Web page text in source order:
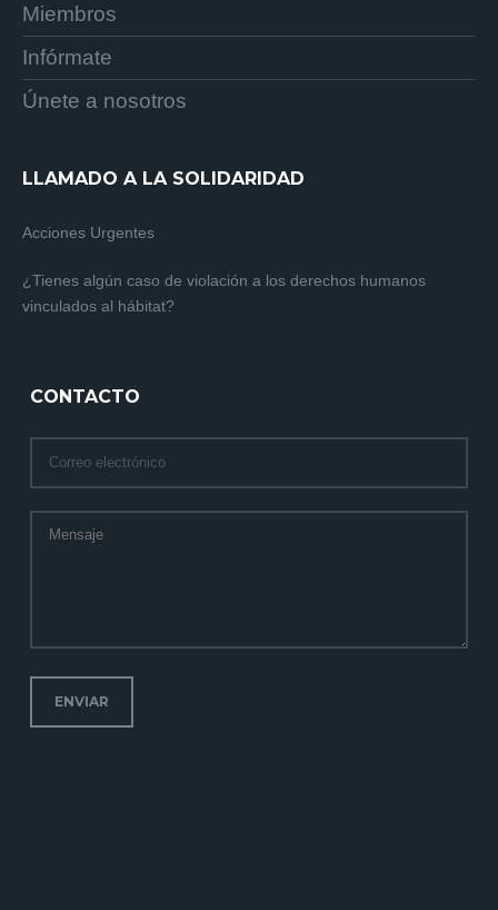
Miembros
Infórmate
Únete a nosotros
LLAMADO A LA SOLIDARIDAD
Acciones Urgentes
¿Tienes algún caso de violación a los derechos humanos
vinculados al hábitat?
CONTACTO
ENVIAR